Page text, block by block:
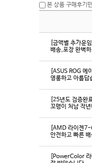
본 상품 구매후기
[금액별 추가운
배송,포장 완벽
[ASUS ROG 에
영롱하고 아름답
[25년도 검증완
꼬맹이 처남 작
[AMD 라이젠
[PowerColor